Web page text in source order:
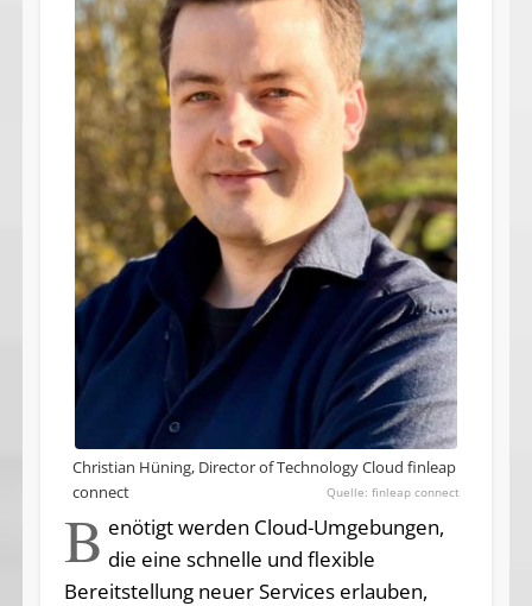
Christian Hüning, Director of Technology Cloud finleap
connect
finleap connect
B enötigt werden Cloud-Umgebungen,
die eine schnelle und flexible
Bereitstellung neuer Services erlauben,